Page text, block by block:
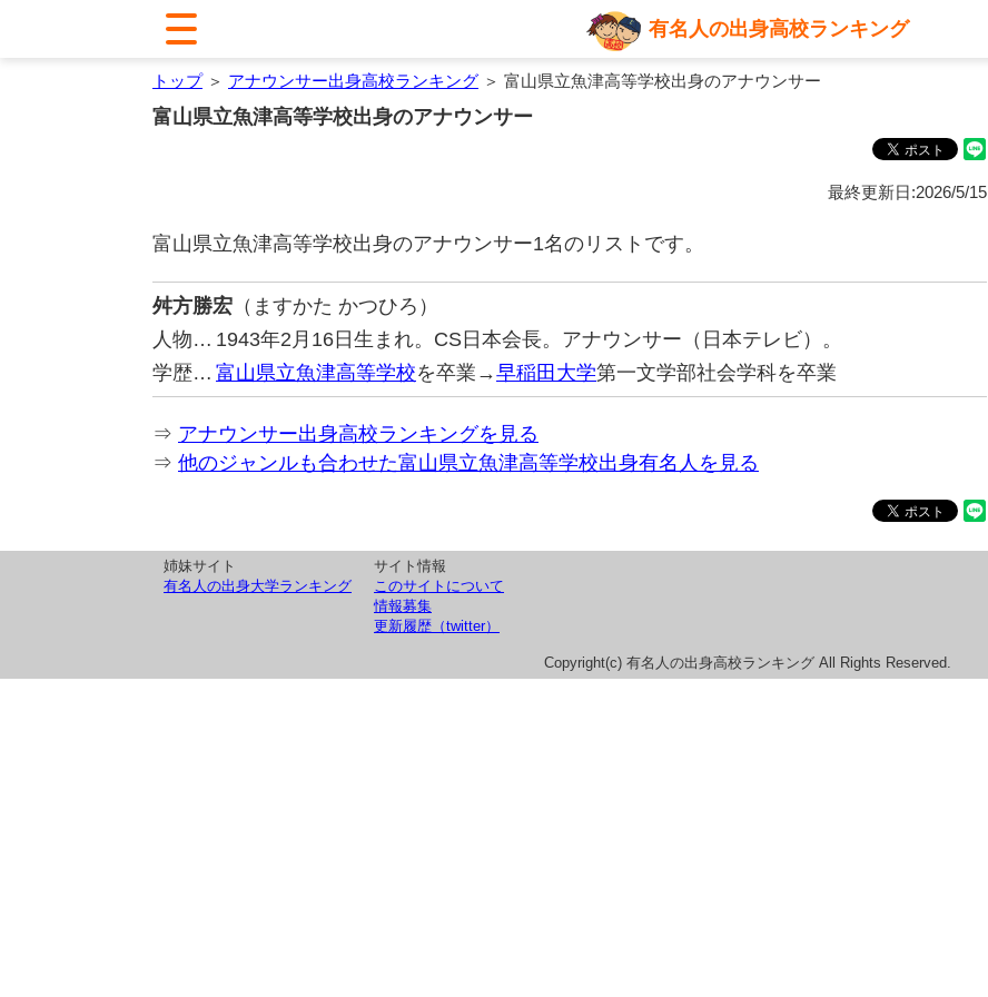
有名人の出身高校ランキング
トップ＞ アナウンサー出身高校ランキング ＞ 富山県立魚津高等学校出身のアナウンサー
富山県立魚津高等学校出身のアナウンサー
最終更新日:2026/5/15
富山県立魚津高等学校出身のアナウンサー1名のリストです。
舛方勝宏 （ますかた かつひろ）
人物… 1943年2月16日生まれ。CS日本会長。アナウンサー（日本テレビ）。
学歴… 富山県立魚津高等学校を卒業→早稲田大学第一文学部社会学科を卒業
⇒ アナウンサー出身高校ランキングを見る
⇒ 他のジャンルも合わせた富山県立魚津高等学校出身有名人を見る
姉妹サイト
有名人の出身大学ランキング
サイト情報
このサイトについて
情報募集
更新履歴（twitter）
Copyright(c) 有名人の出身高校ランキング All Rights Reserved.